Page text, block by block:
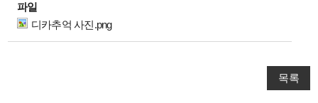
파일
디카추억 사진.png
목록